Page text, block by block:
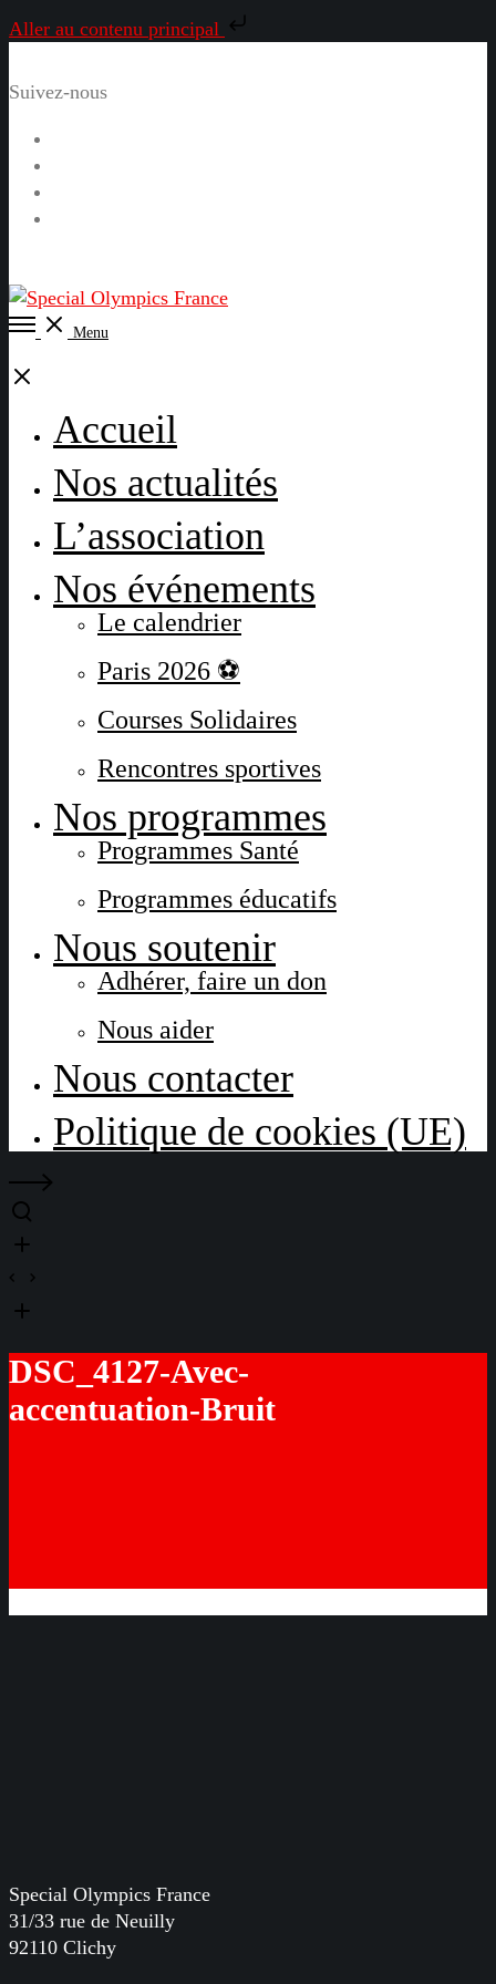
Aller au contenu principal
Suivez-nous
Open
Menu
Close
Accueil
Nos actualités
L’association
Nos événements
Le calendrier
Paris 2026 ⚽
Courses Solidaires
Rencontres sportives
Nos programmes
Programmes Santé
Programmes éducatifs
Nous soutenir
Adhérer, faire un don
Nous aider
Nous contacter
Politique de cookies (UE)
DSC_4127-Avec-
accentuation-Bruit
Special Olympics France
31/33 rue de Neuilly
92110 Clichy